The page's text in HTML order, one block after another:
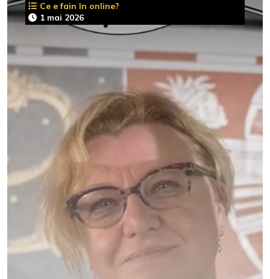
Ce e fain în online?
1 mai 2026